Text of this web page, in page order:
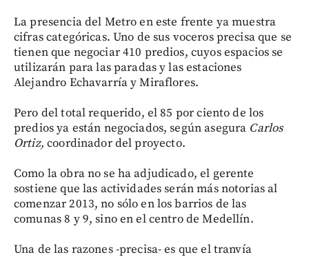
La presencia del Metro en este frente ya muestra
cifras categóricas. Uno de sus voceros precisa que se
tienen que negociar 410 predios, cuyos espacios se
utilizarán para las paradas y las estaciones
Alejandro Echavarría y Miraflores.
Pero del total requerido, el 85 por ciento de los
predios ya están negociados, según asegura Carlos
Ortiz,coordinador del proyecto.
Como la obra no se ha adjudicado, el gerente
sostiene que las actividades serán más notorias al
comenzar 2013, no sólo en los barrios de las
comunas 8 y 9, sino en el centro de Medellín.
Una de las razones -precisa- es que el tranvía